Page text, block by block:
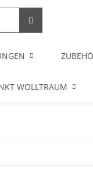
WOLLTRAUM